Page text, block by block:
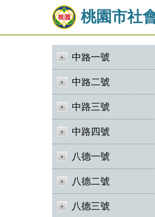
桃園市社
中路一號
中路二號
中路三號
中路四號
八德一號
八德二號
八德三號